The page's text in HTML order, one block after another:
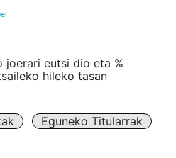
joerari eutsi dio eta %
hileko tasan
Eguneko Titularrak